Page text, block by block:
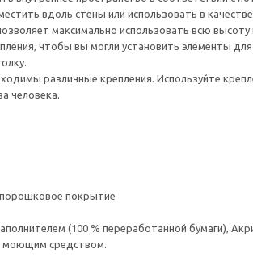
вдоль стены или использовать в
максимально использовать всю
чтобы вы могли установить элементы
различные крепления. Используйте
человека.
покрытие
(100 % переработанной бумаги),
моющим средством.